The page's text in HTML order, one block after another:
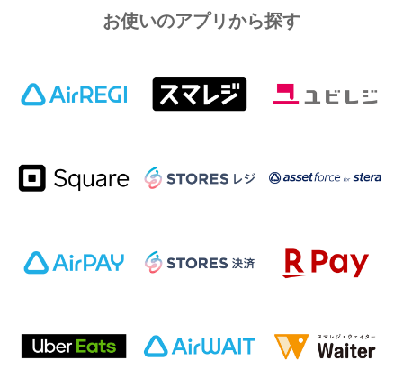
お使いのアプリから探す